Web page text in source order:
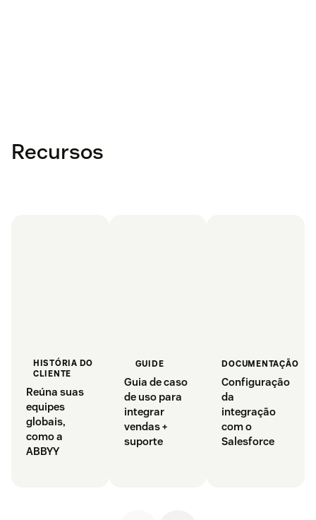
Recursos
HISTÓRIA DO
CLIENTE
Reúna suas
equipes
globais,
como a
ABBYY
GUIDE
Guia de caso
de uso para
integrar
vendas +
suporte
DOCUMENTAÇÃO
Configuração
da
integração
com o
Salesforce